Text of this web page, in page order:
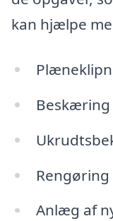
kan hjælpe
Anlæg af